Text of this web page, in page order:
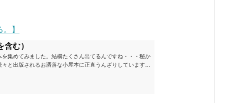
】
む）
集めてみました。結構たくさん出てるんですね・・・秘か
と出版されるお洒落な小屋本に正直うんざりしています